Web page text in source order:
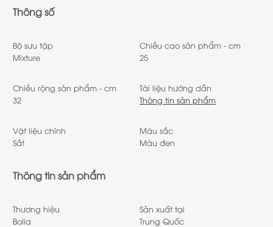
Thông số
Bộ sưu tập
Mixture
Chiều cao sản phẩm - cm
25
Chiều rộng sản phẩm - cm
32
Tài liệu hướng dẫn
Thông tin sản phẩm
Vật liệu chính
Sắt
Màu sắc
Màu đen
Thông tin sản phẩm
Thương hiệu
Bolia
Sản xuất tại
Trung Quốc